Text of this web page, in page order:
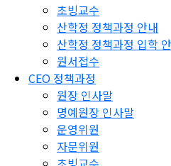
초빙교수
산학정 정책과정 안내
산학정 정책과정 입학
원서접수
CEO 정책과정
원장 인사말
명예원장 인사말
운영위원
자문위원